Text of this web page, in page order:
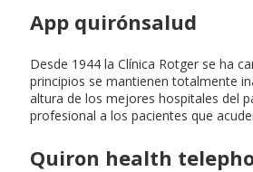
App quirónsalud
Desde 1944 la Clínica Rotger se ha
principios se mantienen totalmente
altura de los mejores hospitales del
profesional a los pacientes que
Quiron health